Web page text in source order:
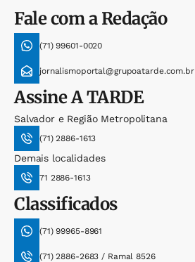
Fale com a Redação
(71) 99601-0020
jornalismoportal@grupoatarde.com.br
AssineA TARDE
Salvador e Região Metropolitana
(71) 2886-1613
Demais localidades
71 2886-1613
Classificados
(71) 99965-8961
(71) 2886-2683 / Ramal 8526